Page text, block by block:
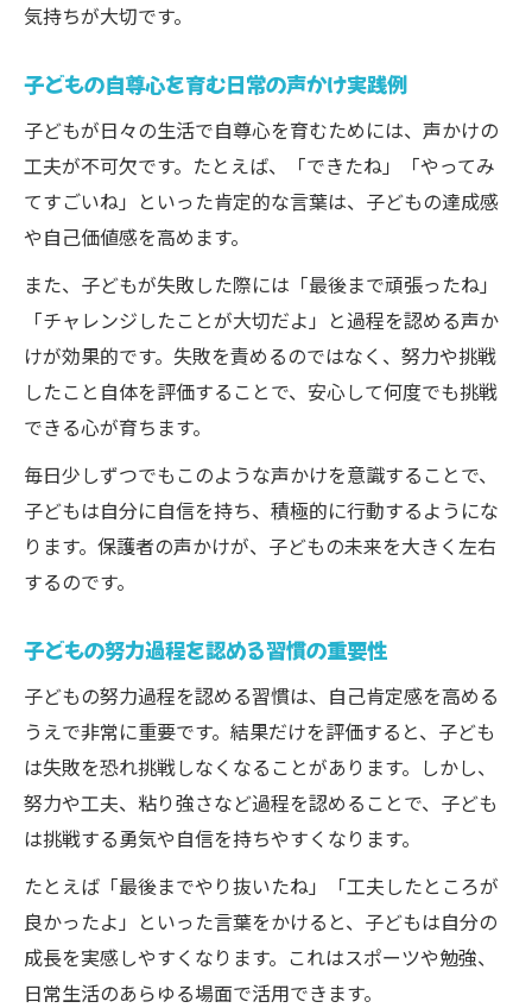
気持ちが大切です。
子どもの自尊心を育む日常の声かけ実践例
子どもが日々の生活で自尊心を育むためには、声かけの
工夫が不可欠です。たとえば、「できたね」「やってみ
てすごいね」といった肯定的な言葉は、子どもの達成感
や自己価値感を高めます。
また、子どもが失敗した際には「最後まで頑張ったね」
「チャレンジしたことが大切だよ」と過程を認める声か
けが効果的です。失敗を責めるのではなく、努力や挑戦
したこと自体を評価することで、安心して何度でも挑戦
できる心が育ちます。
毎日少しずつでもこのような声かけを意識することで、
子どもは自分に自信を持ち、積極的に行動するようにな
ります。保護者の声かけが、子どもの未来を大きく左右
するのです。
子どもの努力過程を認める習慣の重要性
子どもの努力過程を認める習慣は、自己肯定感を高める
うえで非常に重要です。結果だけを評価すると、子ども
は失敗を恐れ挑戦しなくなることがあります。しかし、
努力や工夫、粘り強さなど過程を認めることで、子ども
は挑戦する勇気や自信を持ちやすくなります。
たとえば「最後までやり抜いたね」「工夫したところが
良かったよ」といった言葉をかけると、子どもは自分の
成長を実感しやすくなります。これはスポーツや勉強、
日常生活のあらゆる場面で活用できます。